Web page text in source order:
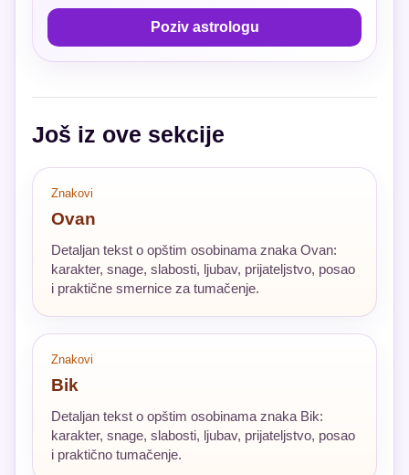
Poziv astrologu
Još iz ove sekcije
Znakovi
Ovan
Detaljan tekst o opštim osobinama znaka Ovan:
karakter, snage, slabosti, ljubav, prijateljstvo, posao
i praktične smernice za tumačenje.
Znakovi
Bik
Detaljan tekst o opštim osobinama znaka Bik:
karakter, snage, slabosti, ljubav, prijateljstvo, posao
i praktično tumačenje.